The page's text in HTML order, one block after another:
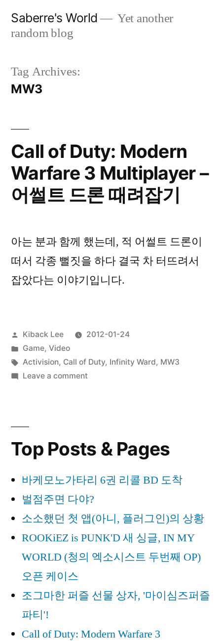
Saberre's World
Yet another
random blog
Tag Archives:
MW3
Call of Duty: Modern
Warfare 3 Multiplayer –
어썰트 드론 때려잡기
아는 분과 함께 했는데, 적 어썰트 드론이
떠서 각종 뻘짓을 하다 결국 차 터뜨려서
잡았다는 이야기입니다.
Posted
by
Kiback Lee
2012-01-24
Posted
in
Game, Video
Tags:
Activision, Call of Duty, Infinity Ward, MW3
Leave a commenton
Warfare
3
–
어
썰
트
드
론
잡
Top Posts & Pages
바케모노가타리 6권 리콜 BD 도착
벌점주면 다야?
소소했던 첫 앱(아니, 플러그인)의 상황
ROOKiEZ is PUNK'D 새 싱글, IN MY
WORLD (청의 엑소시스트 두번째 OP)
오픈 케이스
조그마한 퍼즐 선물 상자, '마이심즈퍼즐
파티'!
Call of Duty: Modern Warfare 3